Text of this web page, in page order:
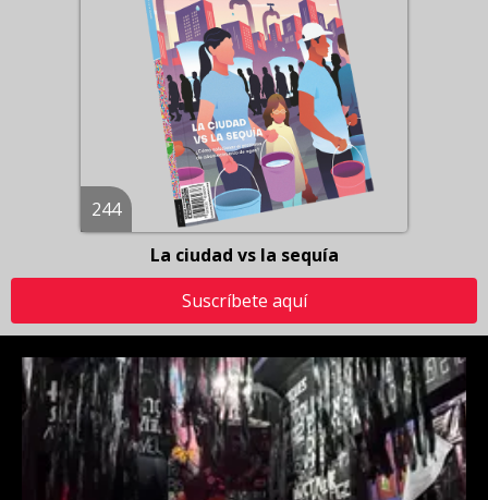
244
La ciudad vs la sequía
Suscríbete aquí